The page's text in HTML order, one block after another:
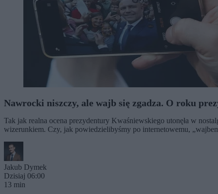
Nawrocki niszczy, ale wajb się zgadza. O roku
Tak jak realna ocena prezydentury Kwaśniewskiego utonęła w
wizerunkiem. Czy, jak powiedzielibyśmy po internetowemu,
Jakub Dymek
Dzisiaj 06:00
13 min